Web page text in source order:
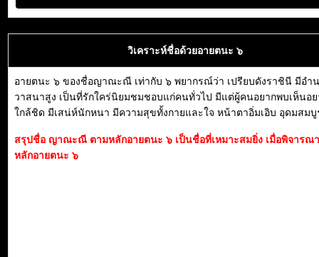
วิเคราะห์ชื่อด้วยอายตนะ ๖
อายตนะ ๖ ของชื่อญาณะณี เท่ากับ ๖ พยากรณ์ว่า เปรียบดังราชินี มีอำ
วาสนาสูง เป็นที่รักใคร่นิยมชมชอบแก่คนทั่วไป มีแต่ผู้คนอยากพบเห็นอย
ใกล้ชิด มีเสน่ห์นักหนา มีความสุขทั้งกายและใจ หน้าตาอิ่มเอิบ อุดมสม
สรุปชื่อ ญาณะณี ตามหลักอายตนะ ๖ เป็นชื่อที่เหมาะสมยิ่ง เมื่อพิจารณ
หลักอายตนะ ๖